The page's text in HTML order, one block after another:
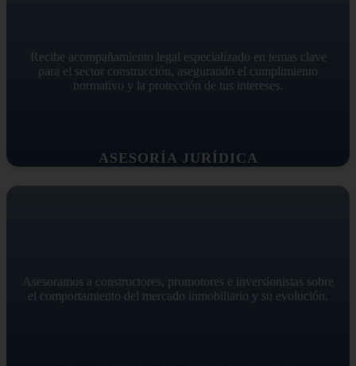
ASESORÍA JURÍDICA
Recibe acompañamiento legal especializado en temas clave
para el sector construcción, asegurando el cumplimiento
normativo y la protección de tus intereses.
Asesoramos a constructores, promotores e inversionistas sobre
el comportamiento del mercado inmobiliario y su evolución.